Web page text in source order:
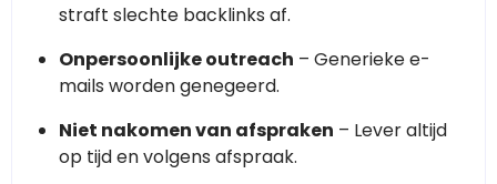
straft slechte backlinks af.
Onpersoonlijke outreach – Generieke e-
mails worden genegeerd.
Niet nakomen van afspraken – Lever altijd
op tijd en volgens afspraak.